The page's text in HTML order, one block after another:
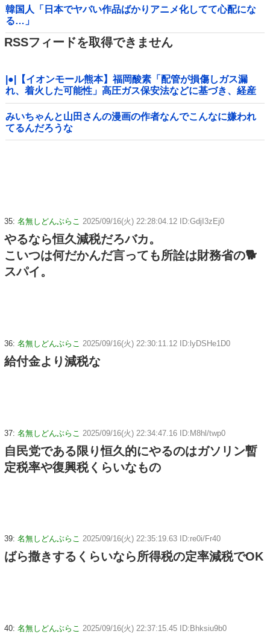
韓国人「日本でヤバい作品ばかりアニメ化してて心配にな
る…」
RSSフィードを取得できません
|●|【イオンモール熊本】福岡酸素「配管が損傷しガス漏
れ、着火した可能性」高圧ガス保安法などに基づき、経産
省に報告
みいちゃんと山田さんの漫画の作者なんでこんなに嫌われ
てるんだろうな
35: 名無しどんぶらこ 2025/09/16(火) 22:28:04.12 ID:GdjI3zEj0
やるなら恒久減税だろバカ。
こいつは何だかんだ言っても所詮は財務省の🐕
スパイ。
36: 名無しどんぶらこ 2025/09/16(火) 22:30:11.12 ID:lyDSHe1D0
給付金より減税な
37: 名無しどんぶらこ 2025/09/16(火) 22:34:47.16 ID:M8hl/twp0
自民党である限り恒久的にやるのはガソリン暫
定税率や復興税くらいなもの
39: 名無しどんぶらこ 2025/09/16(火) 22:35:19.63 ID:re0i/Fr40
ばら撒きするくらいなら所得税の定率減税でOK
40: 名無しどんぶらこ 2025/09/16(火) 22:37:15.45 ID:Bhksiu9b0